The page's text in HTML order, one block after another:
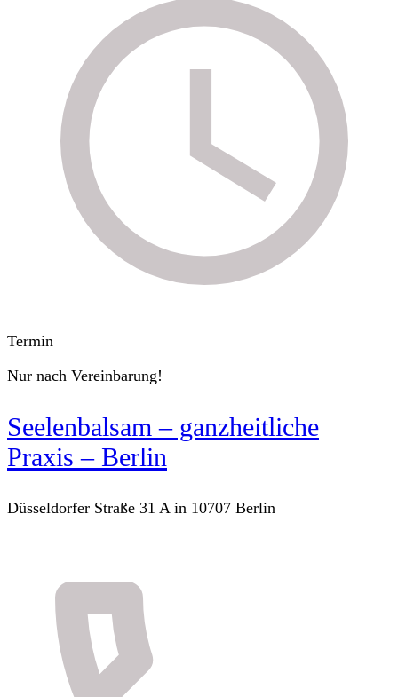
Termin
Nur nach Vereinbarung!
Seelenbalsam – ganzheitliche
Praxis – Berlin
Düsseldorfer Straße 31 A in 10707 Berlin